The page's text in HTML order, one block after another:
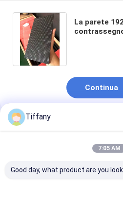
La parete
Continua
Prodotti Raccomandati
Tiffany
7:05 AM
Good day, what product are you